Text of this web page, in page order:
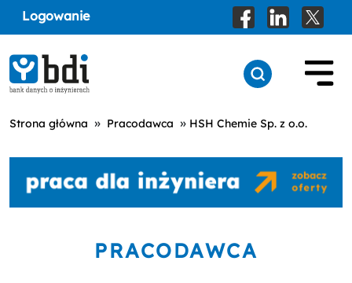
Logowanie
Strona główna » Pracodawca » HSH Chemie Sp. z o.o.
PRACODAWCA